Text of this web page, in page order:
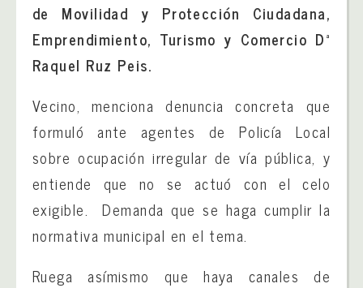
de Movilidad y Protección Ciudadana,
Emprendimiento, Turismo y Comercio Dª
Raquel Ruz Peis.
Vecino, menciona denuncia concreta que
formuló ante agentes de Policía Local
sobre ocupación irregular de vía pública, y
entiende que no se actuó con el celo
exigible. Demanda que se haga cumplir la
normativa municipal en el tema.
Ruega asímismo que haya canales de